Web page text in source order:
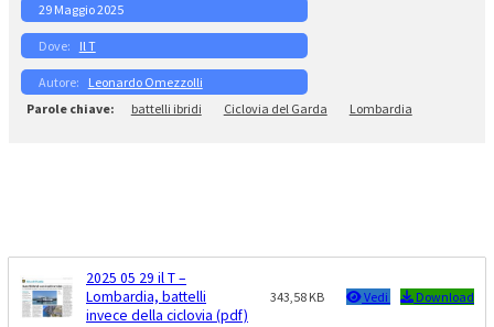
29 Maggio 2025
Il T
Leonardo Omezzolli
battelli ibridi
Ciclovia del Garda Lombardia
2025 05 29 il T –
Lombardia, battelli
invece della ciclovia (pdf)
343,58 KB Vedi Download